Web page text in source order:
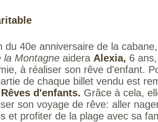
du 40e anniversaire de la
la Montagne aidera Alexia, 6
à réaliser son rêve d'enfant.
de chaque billet vendu est
d'enfants. Grâce à cela,
son voyage de rêve: aller
et profiter de la plage avec sa